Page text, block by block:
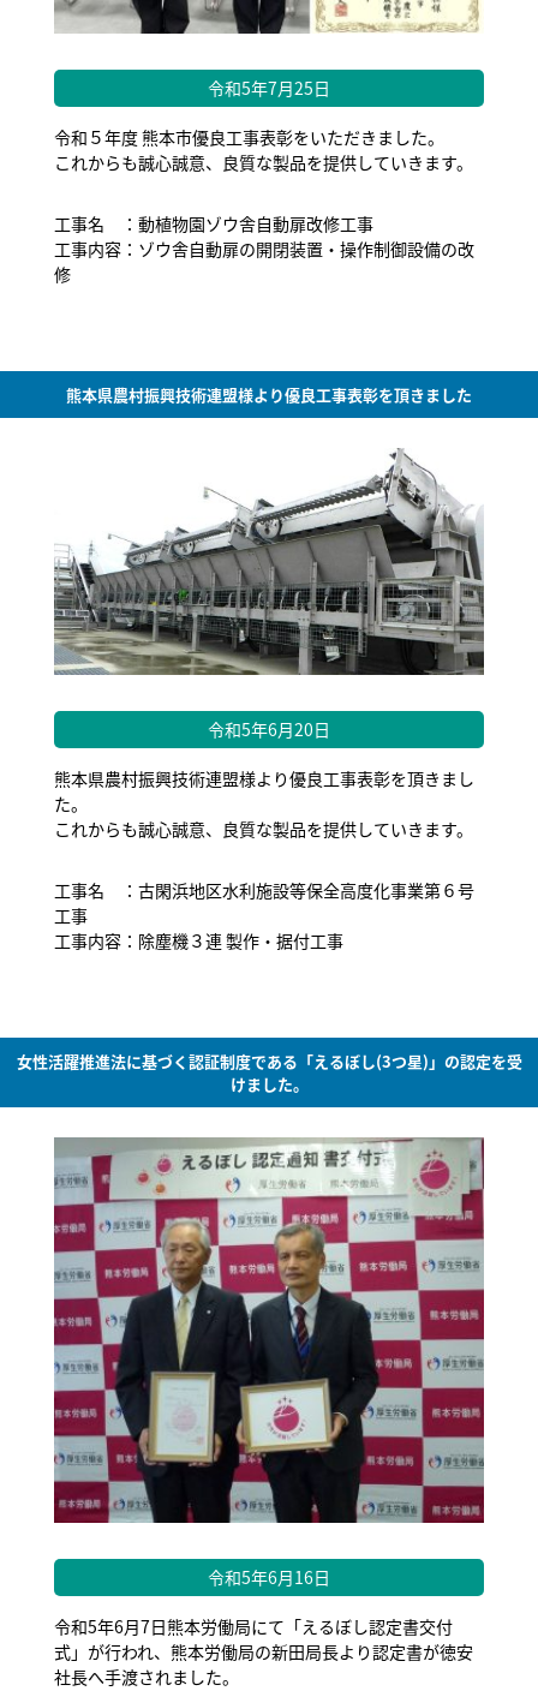
令和5年7月25日
令和５年度 熊本市優良工事表彰をいただきました。
これからも誠心誠意、良質な製品を提供していきます。
工事名 ：動植物園ゾウ舎自動扉改修工事
工事内容：ゾウ舎自動扉の開閉装置・操作制御設備の改
修
熊本県農村振興技術連盟様より優良工事表彰を頂きました
令和5年6月20日
熊本県農村振興技術連盟様より優良工事表彰を頂きまし
た。
これからも誠心誠意、良質な製品を提供していきます。
工事名 ：古閑浜地区水利施設等保全高度化事業第６号
工事
工事内容：除塵機３連 製作・据付工事
女性活躍推進法に基づく認証制度である「えるぼし(3つ星)」の認定を受
けました。
令和5年6月16日
令和5年6月7日熊本労働局にて「えるぼし認定書交付
式」が行われ、熊本労働局の新田局長より認定書が徳安
社長へ手渡されました。